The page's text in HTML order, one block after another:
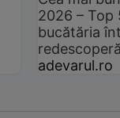
2026 –
bucătăria
adevarul.ro